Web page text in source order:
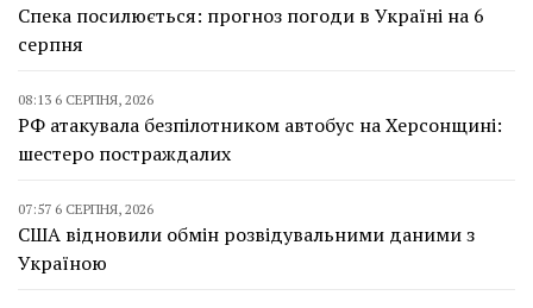
Спека посилюється: прогноз погоди в Україні на 6
серпня
08:13 6 СЕРПНЯ, 2026
РФ атакувала безпілотником автобус на Херсонщині:
шестеро постраждалих
07:57 6 СЕРПНЯ, 2026
США відновили обмін розвідувальними даними з
Україною